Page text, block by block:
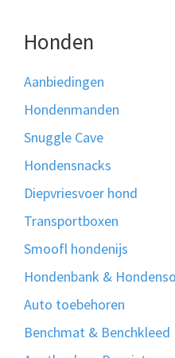
Honden
Aanbiedingen
Hondenmanden
Snuggle Cave
Hondensnacks
Diepvriesvoer hond
Transportboxen
Smoofl hondenijs
Hondenbank &
Auto toebehoren
Benchmat & Benchkleed